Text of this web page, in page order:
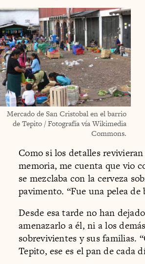
Mercado de San Cristobal en el barrio
de Tepito / Fotografía vía Wikimedia
Commons.
Como si los detalles
memoria, me cuenta que vio
se mezclaba con la cerveza
pavimento. “Fue una pelea de
Desde esa tarde no han
amenazarlo a él, ni a los demás
sobrevivientes y sus familias.
Tepito, ese es el pan de cada